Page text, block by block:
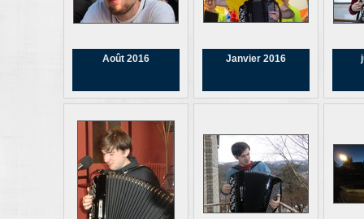
Août 2016 Janvier 2016